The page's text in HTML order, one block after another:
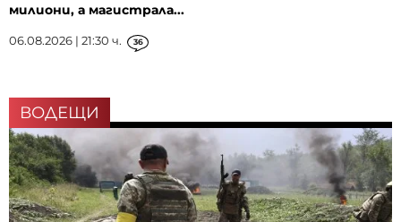
милиони, а магистрала...
06.08.2026 | 21:30 ч. 36
ВОДЕЩИ